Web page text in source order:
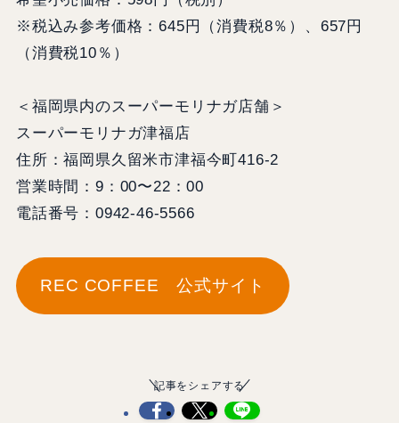
※税込み参考価格：645円（消費税8％）、657円
（消費税10％）
＜福岡県内のスーパーモリナガ店舗＞
スーパーモリナガ津福店
住所：福岡県久留米市津福今町416-2
営業時間：9：00〜22：00
電話番号：0942-46-5566
REC COFFEE 公式サイト
記事をシェアする